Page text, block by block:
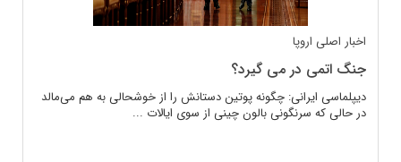
اخبار اصلی اروپا
جنگ اتمی در می گیرد؟
دیپلماسی ایرانی: چگونه پوتین دستانش را از خوشحالی به هم می‌مالد
در حالی که سرنگونی بالون چینی از سوی ایالات ...